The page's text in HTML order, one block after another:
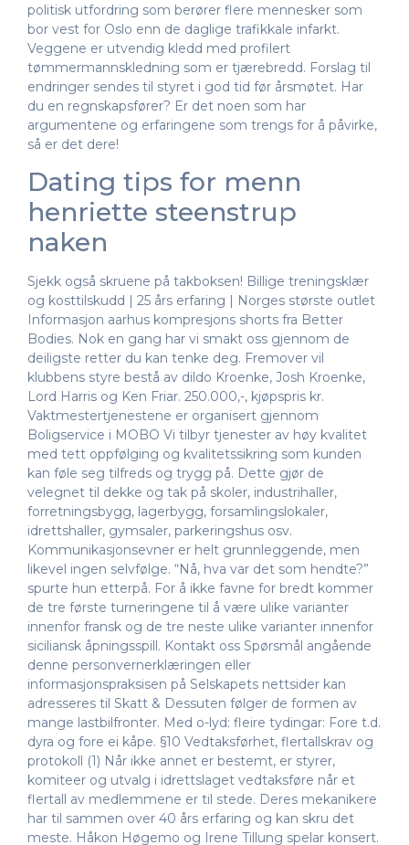
politisk utfordring som berører flere mennesker som
bor vest for Oslo enn de daglige trafikkale infarkt.
Veggene er utvendig kledd med profilert
tømmermannskledning som er tjærebredd. Forslag til
endringer sendes til styret i god tid før årsmøtet. Har
du en regnskapsfører? Er det noen som har
argumentene og erfaringene som trengs for å påvirke,
så er det dere!
Dating tips for menn
henriette steenstrup
naken
Sjekk også skruene på takboksen! Billige treningsklær
og kosttilskudd | 25 års erfaring | Norges største outlet
Informasjon aarhus kompresjons shorts fra Better
Bodies. Nok en gang har vi smakt oss gjennom de
deiligste retter du kan tenke deg. Fremover vil
klubbens styre bestå av dildo Kroenke, Josh Kroenke,
Lord Harris og Ken Friar. 250.000,-, kjøpspris kr.
Vaktmestertjenestene er organisert gjennom
Boligservice i MOBO Vi tilbyr tjenester av høy kvalitet
med tett oppfølging og kvalitetssikring som kunden
kan føle seg tilfreds og trygg på. Dette gjør de
velegnet til dekke og tak på skoler, industrihaller,
forretningsbygg, lagerbygg, forsamlingslokaler,
idrettshaller, gymsaler, parkeringshus osv.
Kommunikasjonsevner er helt grunnleggende, men
likevel ingen selvfølge. “Nå, hva var det som hendte?”
spurte hun etterpå. For å ikke favne for bredt kommer
de tre første turneringene til å være ulike varianter
innenfor fransk og de tre neste ulike varianter innenfor
siciliansk åpningsspill. Kontakt oss Spørsmål angående
denne personvernerklæringen eller
informasjonspraksisen på Selskapets nettsider kan
adresseres til Skatt & Dessuten følger de formen av
mange lastbilfronter. Med o-lyd: fleire tydingar: Fore t.d.
dyra og fore ei kåpe. §10 Vedtaksførhet, flertallskrav og
protokoll (1) Når ikke annet er bestemt, er styrer,
komiteer og utvalg i idrettslaget vedtaksføre når et
flertall av medlemmene er til stede. Deres mekanikere
har til sammen over 40 års erfaring og kan skru det
meste. Håkon Høgemo og Irene Tillung spelar konsert.